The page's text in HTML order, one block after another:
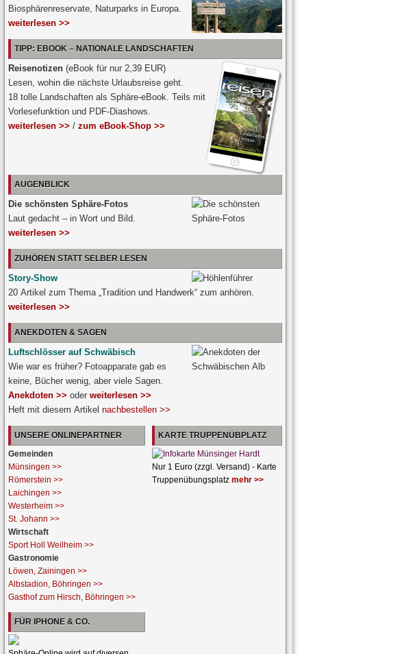
Biosphärenreservate, Naturparks in Europa.
weiterlesen >>
TIPP: EBOOK – NATIONALE LANDSCHAFTEN
Reisenotizen (eBook für nur 2,39 EUR)
Lesen, wohin die nächste Urlaubsreise geht.
18 tolle Landschaften als Sphäre-eBook. Teils mit
Vorlesefunktion und PDF-Diashows.
weiterlesen >> / zum eBook-Shop >>
AUGENBLICK
Die schönsten Sphäre-Fotos
Laut gedacht – in Wort und Bild.
weiterlesen >>
ZUHÖREN STATT SELBER LESEN
Story-Show
20 Artikel zum Thema „Tradition und Handwerk“ zum anhören.
weiterlesen >>
ANEKDOTEN & SAGEN
Luftschlösser auf Schwäbisch
Wie war es früher? Fotoapparate gab es
keine, Bücher wenig, aber viele Sagen.
Anekdoten >> oder weiterlesen >>
Heft mit diesem Artikel nachbestellen >>
UNSERE ONLINEPARTNER
Gemeinden
Münsingen >>
Römerstein >>
Laichingen >>
Westerheim >>
St. Johann >>
Wirtschaft
Sport Holl Weilheim >>
Gastronomie
Löwen, Zainingen >>
Albstadion, Böhringen >>
Gasthof zum Hirsch, Böhringen >>
FÜR IPHONE & CO.
KARTE TRUPPENÜBPLATZ
Nur 1 Euro (zzgl. Versand) - Karte
Truppenübungsplatz mehr >>